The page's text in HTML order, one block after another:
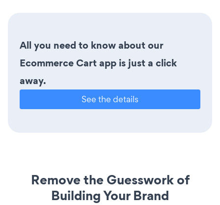
All you need to know about our
Ecommerce Cart app is just a click
away.
See the details
Remove the Guesswork of
Building Your Brand